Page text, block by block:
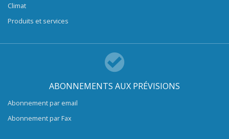
Climat
Produits et services
ABONNEMENTS AUX PRÉVISIONS
Abonnement par email
Abonnement par Fax